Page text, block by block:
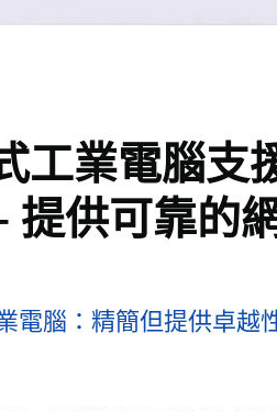
工業電腦支
提供可靠的
電腦：精簡但提供卓越